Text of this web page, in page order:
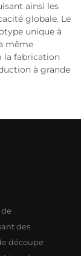
ainsi les
globale. Le
unique à
même
la fabrication
à grande
des
découpe